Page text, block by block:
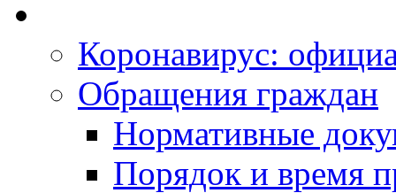
Коронавирус:
Обращения граждан
Нормативные
Порядок и время